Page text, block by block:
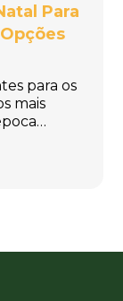
Para
para os
mais